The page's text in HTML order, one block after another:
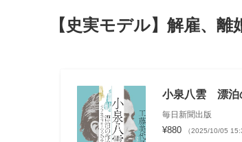
【史実モデル】解雇、
小泉八雲 漂泊
毎日新聞出版
¥880 （2025/10/05